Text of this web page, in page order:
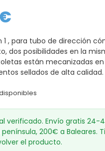
1 , para tubo de dirección
dos posibilidades en la
están mecanizadas en
sellados de alta calidad.
verificado. Envío gratis 24-
200€ a Baleares.
el producto.